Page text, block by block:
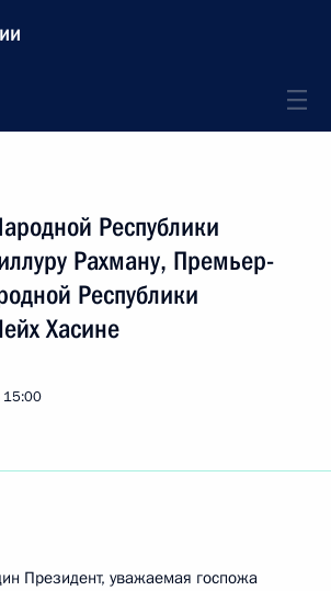
Республики
Рахману, Премьер-
Республики
Хасине
15:00
Президент, уважаемая госпожа